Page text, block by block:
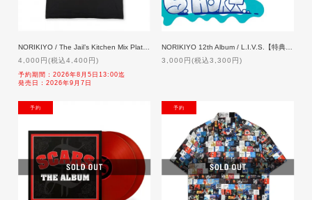
NORIKIYO / The Jail’s Kitchen Mix Plate 'Coppepan' T-shirt [BLACK]【特典付】「二次予約」 9/7発売
4,000円(税込4,400円)
予約期間：2026年8月5日13:00迄
発売日：2026年9月7日
NORIKIYO 12th Album / L.I.V.S.【特典付】
3,000円(税込3,300円)
NEW NEW